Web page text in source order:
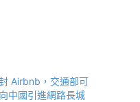
Airbnb，交通部可
中國引進網路長城